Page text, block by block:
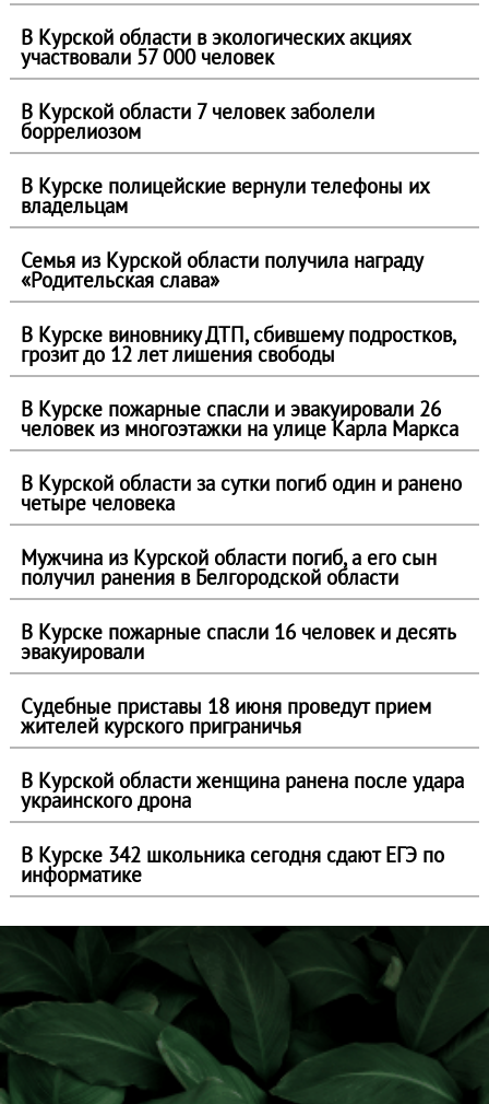
В Курской области в экологических акциях
участвовали 57 000 человек
В Курской области 7 человек заболели
боррелиозом
В Курске полицейские вернули телефоны их
владельцам
Семья из Курской области получила награду
«Родительская слава»
В Курске виновнику ДТП, сбившему подростков,
грозит до 12 лет лишения свободы
В Курске пожарные спасли и эвакуировали 26
человек из многоэтажки на улице Карла Маркса
В Курской области за сутки погиб один и ранено
четыре человека
Мужчина из Курской области погиб, а его сын
получил ранения в Белгородской области
В Курске пожарные спасли 16 человек и десять
эвакуировали
Судебные приставы 18 июня проведут прием
жителей курского приграничья
В Курской области женщина ранена после удара
украинского дрона
В Курске 342 школьника сегодня сдают ЕГЭ по
информатике